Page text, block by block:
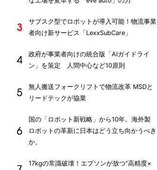
サブスク型でロボットが導入可能！物流事業
者向け新サービス「LexxSubCare」
政府が事業者向けの統合版「AIガイドライ
ン」を策定 人間中心など10原則
無人搬送フォークリフトで物流改革 MSDと
リードテックが協業
国の「ロボット新戦略」から10年。海外製
ロボットの革新に日本はどう立ち向かうべき
か。
17kgの常識破壊！エプソンが放つ”高精度×